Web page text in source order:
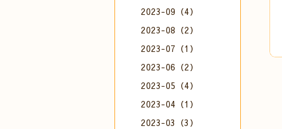
2023-09（4）
2023-08（2）
2023-07（1）
2023-06（2）
2023-05（4）
2023-04（1）
2023-03（3）